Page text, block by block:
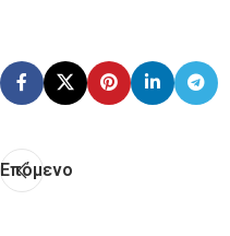
Επόμενο